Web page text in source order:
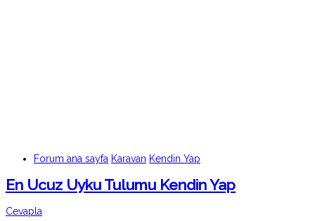
Forum ana sayfa Karavan Kendin Yap
En Ucuz Uyku Tulumu Kendin Yap
Cevapla